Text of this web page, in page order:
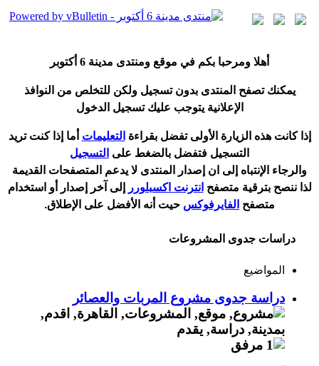
هلا ومرحبا بكم في موقع ومنتدى مدينة 6 أكتوبر
يمكنك تصفح المنتدى بدون تسجيل ولكن للتخلص من النوافذ
الإعلانية يتوجب عليك تسجيل الدخول
إذا كانت هذه الزيارة الأولى تفضل بقراءة التعليمات ما إذا كنت تريد
التسجيل فتفضل بالضغط على التسجيل
والرجاء الإنتباه إلى ان إصدار المنتدى لا يدعم المتصفحات القديمة
لذا ننصح بترقية متصفح انترنت اكسبلورر إلى آخر إصدار أو استخدام
متصفح الفايرفوكس حيت نه الأفضل على الإطلاق.
دراسات جدوى المشروعات
المواضيع
دراسة جدوى مشروع المربات والعصائر